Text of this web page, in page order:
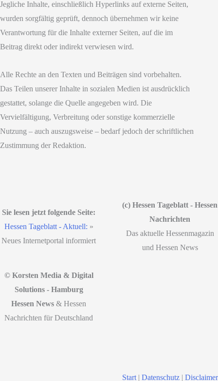
Jegliche Inhalte, einschließlich Hyperlinks auf externe Seiten,
wurden sorgfältig geprüft, dennoch übernehmen wir keine
Verantwortung für die Inhalte externer Seiten, auf die im
Beitrag direkt oder indirekt verwiesen wird.
Alle Rechte an den Texten und Beiträgen sind vorbehalten.
Das Teilen unserer Inhalte in sozialen Medien ist ausdrücklich
gestattet, solange die Quelle angegeben wird. Die
Vervielfältigung, Verbreitung oder sonstige kommerzielle
Nutzung – auch auszugsweise – bedarf jedoch der schriftlichen
Zustimmung der Redaktion.
Sie lesen jetzt folgende Seite:
Hessen Tageblatt - Aktuell: »
Neues Internetportal informiert
(c) Hessen Tageblatt - Hessen
Nachrichten
Das aktuelle Hessenmagazin
und Hessen News
© Korsten Media & Digital
Solutions - Hamburg
Hessen News & Hessen
Nachrichten für Deutschland
Start | Datenschutz | Disclaimer